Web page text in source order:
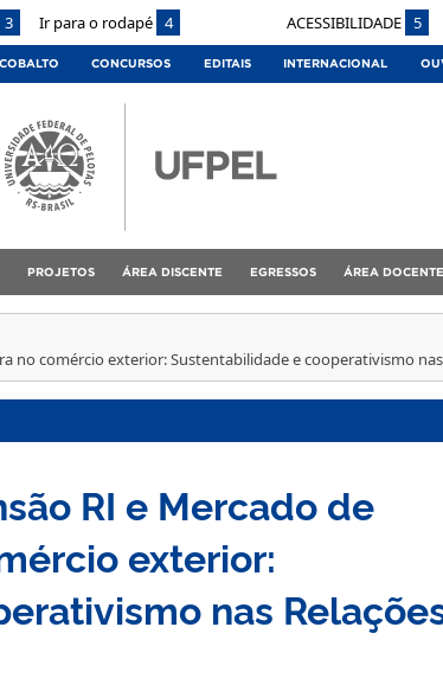
3 Ir para o rodapé 4 ACESSIBILIDADE 5
COBALTO CONCURSOS EDITAIS INTERNACIONAL
PROJETOS ÁREA DISCENTE EGRESSOS ÁREA DOCENTE
no comércio exterior: Sustentabilidade e cooperativismo
RI e Mercado de
exterior:
nas